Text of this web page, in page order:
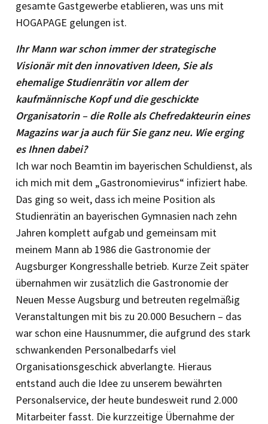
gesamte Gastgewerbe etablieren, was uns mit
HOGAPAGE gelungen ist.
Ihr Mann war schon immer der strategische
Visionär mit den innovativen Ideen, Sie als
ehemalige Studienrätin vor allem der
kaufmännische Kopf und die geschickte
Organisatorin – die Rolle als Chefredakteurin eines
Magazins war ja auch für Sie ganz neu. Wie erging
es Ihnen dabei?
Ich war noch Beamtin im bayerischen Schuldienst, als
ich mich mit dem „Gastronomievirus“ infiziert habe.
Das ging so weit, dass ich meine Position als
Studienrätin an bayerischen Gymnasien nach zehn
Jahren komplett aufgab und gemeinsam mit
meinem Mann ab 1986 die Gastronomie der
Augsburger Kongresshalle betrieb. Kurze Zeit später
übernahmen wir zusätzlich die Gastronomie der
Neuen Messe Augsburg und betreuten regelmäßig
Veranstaltungen mit bis zu 20.000 Besuchern – das
war schon eine Hausnummer, die aufgrund des stark
schwankenden Personalbedarfs viel
Organisationsgeschick abverlangte. Hieraus
entstand auch die Idee zu unserem bewährten
Personalservice, der heute bundesweit rund 2.000
Mitarbeiter fasst. Die kurzzeitige Übernahme der